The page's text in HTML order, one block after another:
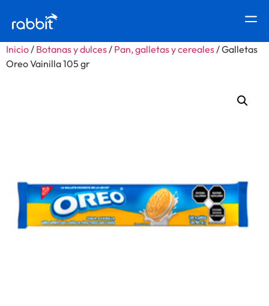
Inicio/ Botanas y dulces/ Pan, galletas y cereales/ Galletas
Oreo Vainilla 105 gr